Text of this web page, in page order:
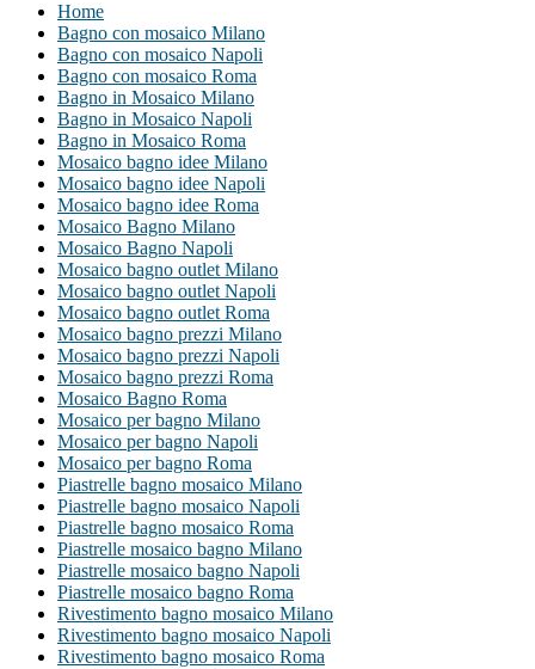
Home
Bagno con mosaico Milano
Bagno con mosaico Napoli
Bagno con mosaico Roma
Bagno in Mosaico Milano
Bagno in Mosaico Napoli
Bagno in Mosaico Roma
Mosaico bagno idee Milano
Mosaico bagno idee Napoli
Mosaico bagno idee Roma
Mosaico Bagno Milano
Mosaico Bagno Napoli
Mosaico bagno outlet Milano
Mosaico bagno outlet Napoli
Mosaico bagno outlet Roma
Mosaico bagno prezzi Milano
Mosaico bagno prezzi Napoli
Mosaico bagno prezzi Roma
Mosaico Bagno Roma
Mosaico per bagno Milano
Mosaico per bagno Napoli
Mosaico per bagno Roma
Piastrelle bagno mosaico Milano
Piastrelle bagno mosaico Napoli
Piastrelle bagno mosaico Roma
Piastrelle mosaico bagno Milano
Piastrelle mosaico bagno Napoli
Piastrelle mosaico bagno Roma
Rivestimento bagno mosaico Milano
Rivestimento bagno mosaico Napoli
Rivestimento bagno mosaico Roma